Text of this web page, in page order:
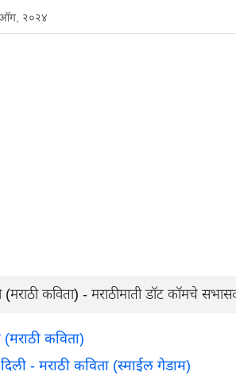
२०२४
(मराठी कविता) - मराठीमाती डॉट कॉमचे
कविता)
- मराठी कविता (स्माईल गेडाम)